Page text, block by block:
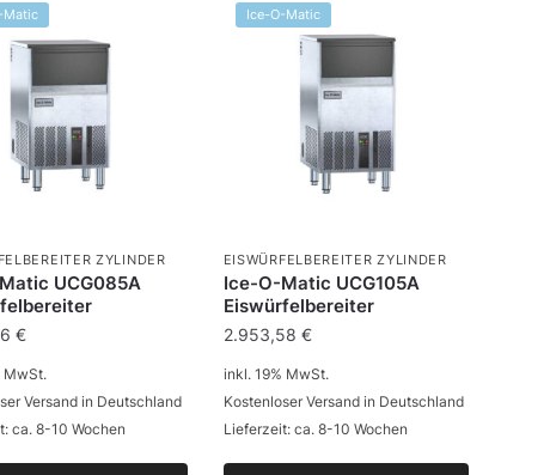
Matic
ZYLINDER
UCG085A
€
MwSt.
Versand in Deutschland
ca. 8-10 Wochen
Ice-O-Matic
EISWÜRFELBEREITER ZYLINDER
Ice-O-Matic UCG105A
Eiswürfelbereiter
2.953,58 €
inkl. 19% MwSt.
Kostenloser Versand in Deutschland
Lieferzeit: ca. 8-10 Wochen